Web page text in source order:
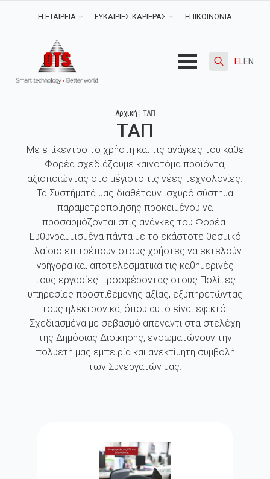
Η ΕΤΑΙΡΕΙΑ ΕΥΚΑΙΡΙΕΣ ΚΑΡΙΕΡΑΣ ΕΠΙΚΟΙΝΩΝΙΑ
ELEN
Αρχική | ΤΑΠ
ΤΑΠ
Με επίκεντρο το χρήστη και τις ανάγκες του κάθε
Φορέα σχεδιάζουμε καινοτόμα προϊόντα,
αξιοποιώντας στο μέγιστο τις νέες τεχνολογίες.
Τα Συστήματά μας διαθέτουν ισχυρό σύστημα
παραμετροποίησης προκειμένου να
προσαρμόζονται στις ανάγκες του Φορέα.
Ευθυγραμμισμένα πάντα με το εκάστοτε θεσμικό
πλαίσιο επιτρέπουν στους χρήστες να εκτελούν
γρήγορα και αποτελεσματικά τις καθημερινές
τους εργασίες προσφέροντας στους Πολίτες
υπηρεσίες προστιθέμενης αξίας, εξυπηρετώντας
τους ηλεκτρονικά, όπου αυτό είναι εφικτό.
Σχεδιασμένα με σεβασμό απέναντι στα στελέχη
της Δημόσιας Διοίκησης, ενσωματώνουν την
πολυετή μας εμπειρία και ανεκτίμητη συμβολή
των Συνεργατών μας.